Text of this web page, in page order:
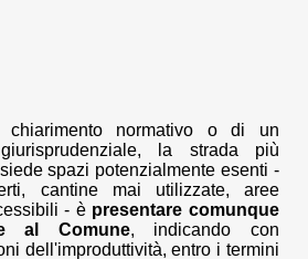
normativo o di un
la strada più
spazi potenzialmente esenti -
cantine mai utilizzate, aree
- è presentare comunque
al Comune, indicando con
dell'improduttività, entro i termini